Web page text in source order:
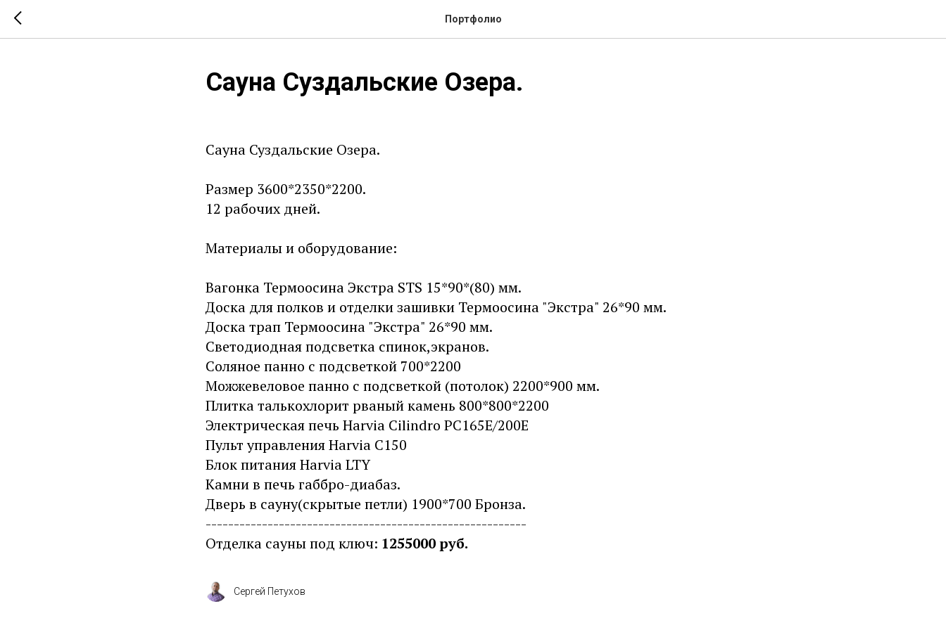
Портфолио
Сауна Суздальские Озера.
Сауна Суздальские Озера.
Размер 3600*2350*2200.
12 рабочих дней.
Материалы и оборудование:
Вагонка Термоосина Экстра STS 15*90*(80) мм.
Доска для полков и отделки зашивки Термоосина "Экстра" 26*90 мм.
Доска трап Термоосина "Экстра" 26*90 мм.
Светодиодная подсветка спинок,экранов.
Соляное панно с подсветкой 700*2200
Можжевеловое панно с подсветкой (потолок) 2200*900 мм.
Плитка талькохлорит рваный камень 800*800*2200
Электрическая печь Harvia Cilindro PC165E/200E
Пульт управления Harvia C150
Блок питания Harvia LTY
Камни в печь габбро-диабаз.
Дверь в сауну(скрытые петли) 1900*700 Бронза.
---------------------------------------------------------
Отделка сауны под ключ: 1255000 руб.
Сергей Петухов